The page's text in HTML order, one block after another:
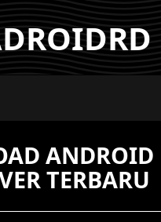
ANDROID
TERBARU